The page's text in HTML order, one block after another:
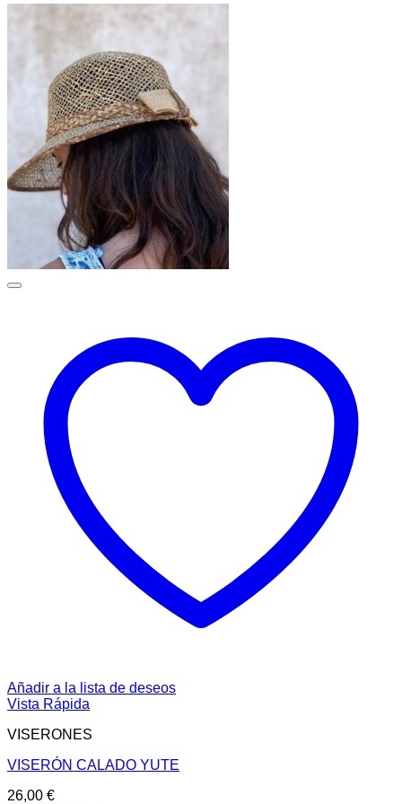
Añadir a la lista de deseos
Vista Rápida
VISERONES
VISERÓN CALADO YUTE
26,00 €